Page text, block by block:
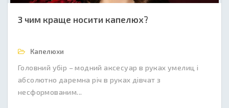
З чим краще носити капелюх?
Капелюхи
Головний убір – модний аксесуар в руках умелиц і
абсолютно даремна річ в руках дівчат з
несформованим...